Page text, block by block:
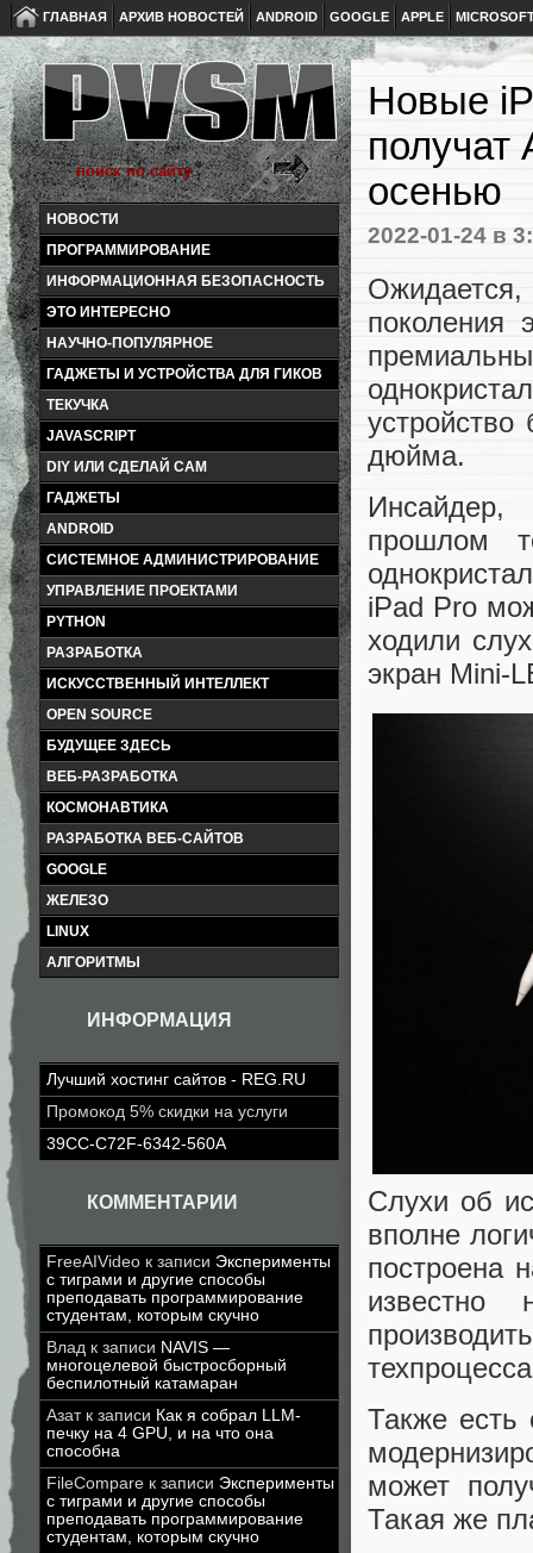
ГЛАВНАЯ АРХИВ НОВОСТЕЙ ANDROID GOOGLE APPLE
НОВОСТИ
ПРОГРАММИРОВАНИЕ
ИНФОРМАЦИОННАЯ БЕЗОПАСНОСТЬ
ЭТО ИНТЕРЕСНО
НАУЧНО-ПОПУЛЯРНОЕ
ГАДЖЕТЫ И УСТРОЙСТВА ДЛЯ ГИКОВ
ТЕКУЧКА
JAVASCRIPT
DIY ИЛИ СДЕЛАЙ САМ
ГАДЖЕТЫ
ANDROID
СИСТЕМНОЕ АДМИНИСТРИРОВАНИЕ
УПРАВЛЕНИЕ ПРОЕКТАМИ
PYTHON
РАЗРАБОТКА
ИСКУССТВЕННЫЙ ИНТЕЛЛЕКТ
OPEN SOURCE
БУДУЩЕЕ ЗДЕСЬ
ВЕБ-РАЗРАБОТКА
КОСМОНАВТИКА
РАЗРАБОТКА ВЕБ-САЙТОВ
GOOGLE
ЖЕЛЕЗО
LINUX
АЛГОРИТМЫ
ИНФОРМАЦИЯ
Лучший хостинг сайтов - REG.RU
Промокод 5% скидки на услуги
39CC-C72F-6342-560A
КОММЕНТАРИИ
FreeAIVideo к записи Эксперименты
с тиграми и другие способы
преподавать программирование
студентам, которым скучно
Влад к записи NAVIS —
многоцелевой быстросборный
беспилотный катамаран
Азатк записи Как я собрал LLM-
печку на 4 GPU, и на что она
способна
FileCompare к записи Эксперименты
с тиграми и другие способы
преподавать программирование
студентам, которым скучно
Новые
получат
осенью
2022-01-24 в
поколения
дюйма.
прошлом
iPad Pro
ходили
экран Mini-
Слухи об
вполне
построена
известно
Также есть
может
Такая же